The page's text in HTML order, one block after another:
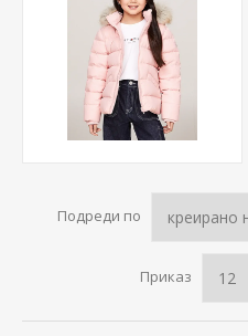
Подреди по
Приказ